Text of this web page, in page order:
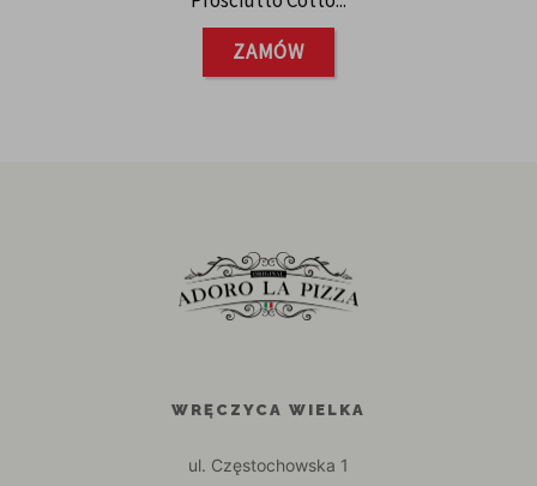
ZAMÓW
WRĘCZYCA WIELKA
ul. Częstochowska 1